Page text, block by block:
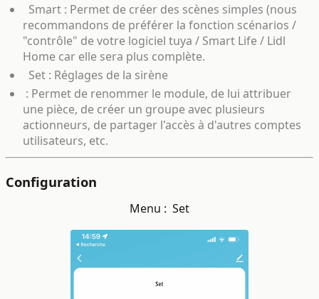
Smart : Permet de créer des scènes simples (nous
recommandons de préférer la fonction scénarios /
"contrôle" de votre logiciel tuya / Smart Life / Lidl
Home car elle sera plus complète.
Set : Réglages de la sirène
: Permet de renommer le module, de lui attribuer
une pièce, de créer un groupe avec plusieurs
actionneurs, de partager l'accès à d'autres comptes
utilisateurs, etc.
Configuration
Menu : Set